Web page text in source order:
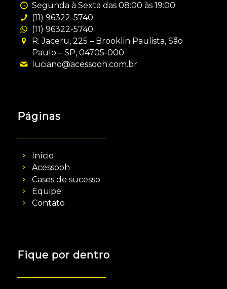
Segunda à Sexta das 08:00 às 19:00
(11) 96322-5740
(11) 96322-5740
R. Jaceru, 225 – Brooklin Paulista, São
Paulo – SP, 04705-000
luciano@acessooh.com.br
Páginas
Início
Acessooh
Cases de sucesso
Equipe
Contato
Fique por dentro